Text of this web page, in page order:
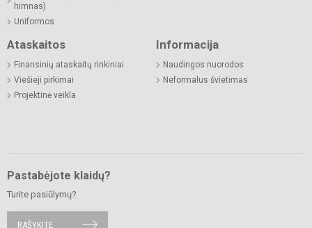
himnas)
Uniformos
Ataskaitos
Finansinių ataskaitų rinkiniai
Viešieji pirkimai
Projektinė veikla
Informacija
Naudingos nuorodos
Neformalus švietimas
Pastabėjote klaidų?
Turite pasiūlymų?
RAŠYKITE